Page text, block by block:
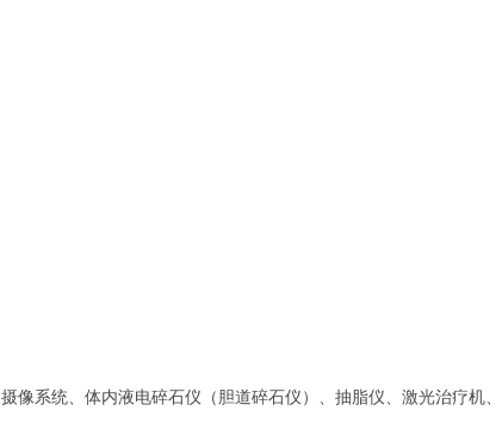
系统、体内液电碎石仪（胆道碎石仪）、抽脂仪、激光治疗机